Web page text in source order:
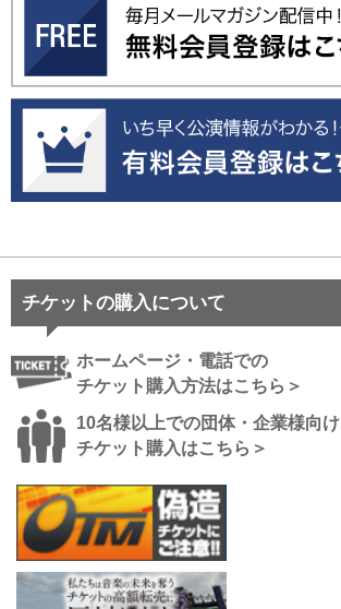
チケットの購入について
ホームページ・電話での
チケット購入方法はこちら＞
10名様以上での団体・企業様向け
チケット購入はこちら＞